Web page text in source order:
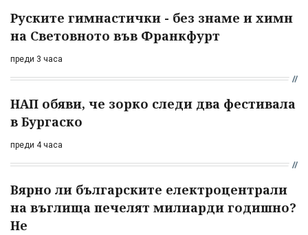
Руските гимнастички - без знаме и химн
на Световното във Франкфурт
преди 3 часа
НАП обяви, че зорко следи два фестивала
в Бургаско
преди 4 часа
Вярно ли българските електроцентрали
на въглища печелят милиарди годишно?
Не